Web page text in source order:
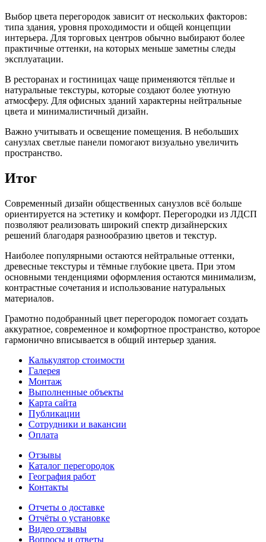
Выбор цвета перегородок зависит от нескольких факторов:
типа здания, уровня проходимости и общей концепции
интерьера. Для торговых центров обычно выбирают более
практичные оттенки, на которых меньше заметны следы
эксплуатации.
В ресторанах и гостиницах чаще применяются тёплые и
натуральные текстуры, которые создают более уютную
атмосферу. Для офисных зданий характерны нейтральные
цвета и минималистичный дизайн.
Важно учитывать и освещение помещения. В небольших
санузлах светлые панели помогают визуально увеличить
пространство.
Итог
Современный дизайн общественных санузлов всё больше
ориентируется на эстетику и комфорт. Перегородки из ЛДСП
позволяют реализовать широкий спектр дизайнерских
решений благодаря разнообразию цветов и текстур.
Наиболее популярными остаются нейтральные оттенки,
древесные текстуры и тёмные глубокие цвета. При этом
основными тенденциями оформления остаются минимализм,
контрастные сочетания и использование натуральных
материалов.
Грамотно подобранный цвет перегородок помогает создать
аккуратное, современное и комфортное пространство, которое
гармонично вписывается в общий интерьер здания.
Калькулятор стоимости
Галерея
Монтаж
Выполненные объекты
Карта сайта
Публикации
Сотрудники и вакансии
Оплата
Отзывы
Каталог перегородок
География работ
Контакты
Отчеты о доставке
Отчёты о установке
Видео отзывы
Вопросы и ответы